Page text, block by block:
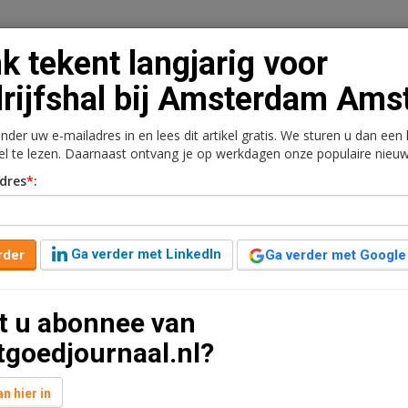
Vacaturebank Contact Abonnementen
bedrijfshal bij
leestijd
langjarige huurovereenkomst getekend voor
Amsterdam. Het bedrijfsgebouw is gelegen nabij
tekent langjarig voor
bij Amsterdam
uw e-mailadres in en lees dit artikel gratis. We sturen u dan een
te lezen. Daarnaast ontvang je op werkdagen onze populaire
*:
Ga verder met LinkedIn Ga verder met Google
u abonnee van
hier in